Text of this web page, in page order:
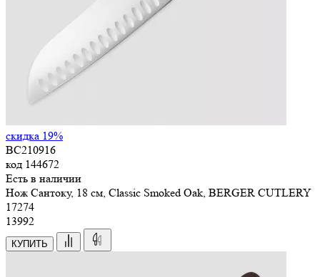
скидка 19%
BC210916
код 144672
Есть в наличии
Нож Сантоку, 18 см, Classic Smoked Oak, BERGER CUTLERY
17274
13992
КУПИТЬ